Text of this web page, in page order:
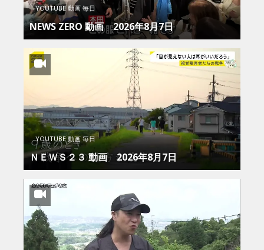
YOUTUBE 動画 毎日
NEWS ZERO 動画 2026年8月7日
YOUTUBE 動画 毎日
ＮＥＷＳ２３ 動画 2026年8月7日